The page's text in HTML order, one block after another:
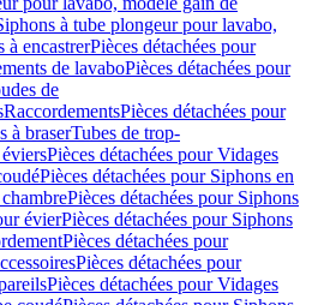
à tube plongeur pour lavabo,
à encastrerPièces détachées pour
de lavaboPièces détachées pour
de
RaccordementsPièces détachées pour
à braserTubes de trop-
Pièces détachées pour Vidages
Pièces détachées pour Siphons en
Pièces détachées pour Siphons
évierPièces détachées pour Siphons
Pièces détachées pour
Pièces détachées pour
Pièces détachées pour Vidages